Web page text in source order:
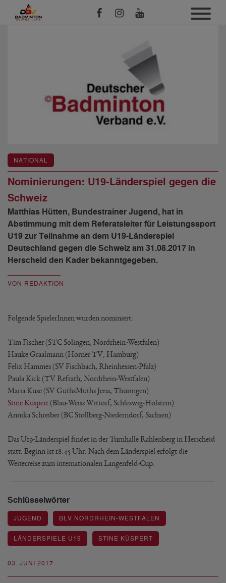
03. JUNI 2017
NATIONAL
Nominierungen: U19-Länderspiel gegen die
Schweiz
Matthias Hütten, Bundestrainer Jugend, hat in
Abstimmung mit dem Referatsleiter für Leistungssport
U19 zur Teilnahme an dem U19-Länderspiel
Deutschland gegen die Schweiz am 31.08.2017 in
Herscheid den Kader bekanntgegeben.
VON REDAKTION
Folgende SpielerInnen wurden nominiert:
Tim Fischer (STC Solingen, Nordrhein-Westfalen)
Hauke Graalmann (Horner TV, Hamburg)
Felix Hammes (SV Fischbach, Rheinhessen-Pfalz)
Paula Kick (TV Refrath, Nordrhein-Westfalen)
Maria Kuse (SV GuthsMuths Jena, Thüringen)
Stine Küspert(Blau-Weiss Wittorf, Schleswig-Holstein)
Annika Schreiber (BC Stollberg-Niederndorf, Sachsen)
Das U19-Länderspiel findet in der Turnhalle Rahlenberg in Herscheid
statt. Beginn ist 18.45 Uhr. Nach dem Länderspiel erfolgt die
Weiterreise zum internationalen Langenfeld-Cup.
Schlüsselwörter
JUGEND BLV NORDRHEIN-WESTFALEN
LÄNDERSPIELE U19 STINE KÜSPERT